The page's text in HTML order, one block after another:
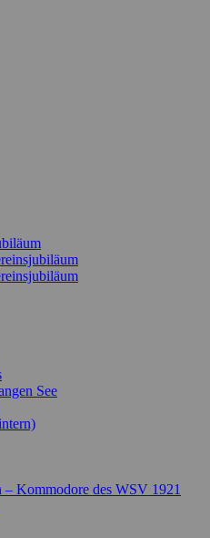
1921 e.V.
Familie
See
– Kommodore des WSV 1921